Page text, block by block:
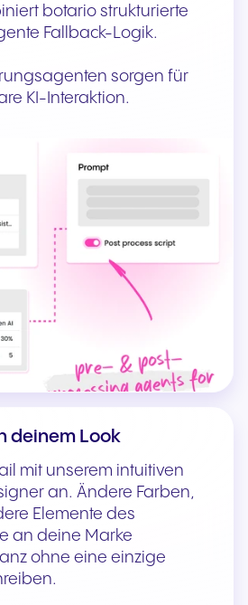
botario strukturierte
Fallback-Logik.
sorgen für
KI-Interaktion.
deinem Look
mit unserem intuitiven
an. Ändere Farben,
Elemente des
an deine Marke
ohne eine einzige